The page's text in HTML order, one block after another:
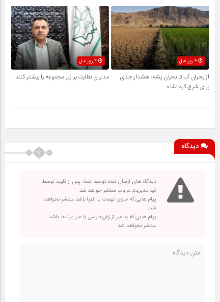
4 روز قبل
از بحران آب تا بحران پشه؛ هشدار جدی
برای شرق کرمانشاه
مدیران نظارت بر زیر مجموعه را بیشتر کنند
دیدگاه
دیدگاه های ارسال شده توسط شما، پس از تایید توسط
تیم مدیریت در وب منتشر خواهد شد.
پیام هایی که حاوی تهمت یا افترا باشد منتشر نخواهد
شد.
پیام هایی که به غیر از زبان فارسی یا غیر مرتبط باشد
منتشر نخواهد شد.